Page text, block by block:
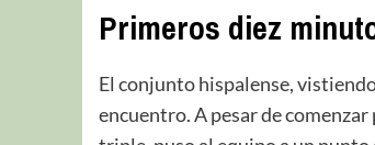
Primeros diez
El conjunto hispalense,
encuentro. A pesar de